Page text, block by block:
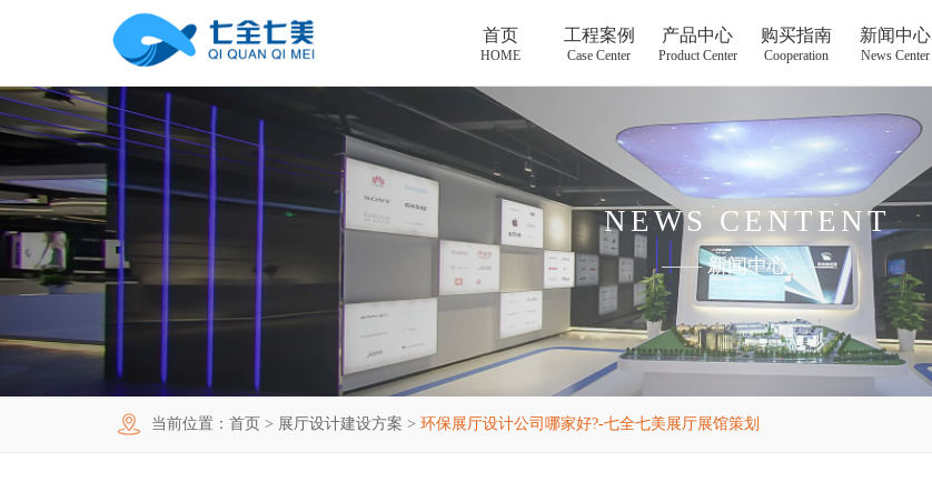
首页
HOME
工程案例
Case Center
产品中心
Product Center
购买指南
Cooperation
新闻中心
News Center
首页
法制教育基地
廉洁廉政展厅
党性教育基地
其他主题展厅
产品中心
法制教育基地数字化设备
禁毒教育基地设备
智慧党建中心多媒体设备
购买指南
关于我们
企业简介
联系我们
NEWS CENTENT
—— 新闻中心 ——
当前位置： 首页 > 展厅设计建设方案 > 环保展厅设计公司哪家好?-七全七美展厅展馆策划